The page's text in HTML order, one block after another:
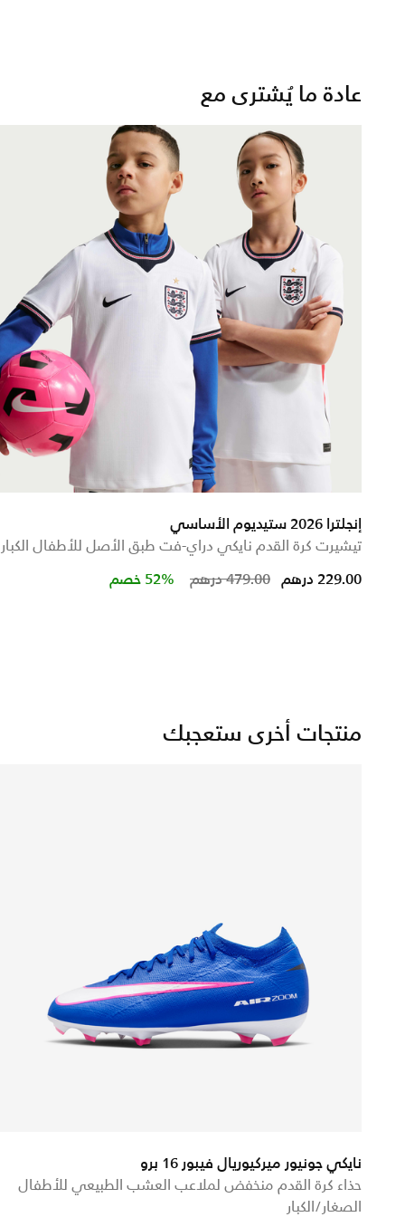
عادة ما يُشترى مع
إنجلترا 2026 ستيديوم الأساسي
تيشيرت كرة القدم نايكي دراي-فت طبق الأصل للأطفال الكبار
Price reduced from
479.00 درهم to 229.00 درهم 52% خصم
منتجات أخرى ستعجبك
نايكي جونيور ميركيوريال فيبور 16 برو
حذاء كرة القدم منخفض لملاعب العشب الطبيعي للأطفال
الصغار/الكبار